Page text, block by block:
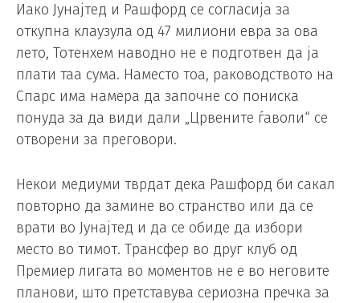
Иако Јунајтед и Рашфорд се согласија за
откупна клаузула од 47 милиони евра за ова
лето, Тотенхем наводно не е подготвен да ја
плати таа сума. Наместо тоа, раководството на
Спарс има намера да започне со пониска
понуда за да види дали „Црвените ѓаволи“ се
отворени за преговори.
Некои медиуми тврдат дека Рашфорд би сакал
повторно да замине во странство или да се
врати во Јунајтед и да се обиде да избори
место во тимот. Трансфер во друг клуб од
Премиер лигата во моментов не е во неговите
планови, што претставува сериозна пречка за